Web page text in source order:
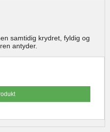
samtidig krydret, fyldig og
antyder.